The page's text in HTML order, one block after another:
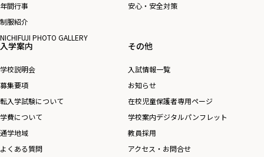
年間行事
制服紹介
NICHIFUJI PHOTO GALLERY
安心・安全対策
入学案内
学校説明会
募集要項
転入学試験について
学費について
通学地域
よくある質問
その他
入試情報一覧
お知らせ
在校児童保護者専用ページ
学校案内デジタルパンフレット
教員採用
アクセス・お問合せ